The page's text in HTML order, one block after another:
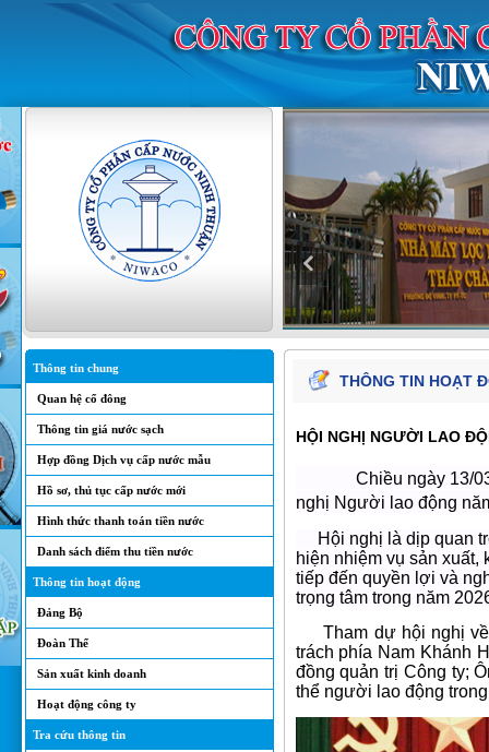
Thông tin chung
Quan hệ cổ đông
Thông tin giá nước sạch
Hợp đồng Dịch vụ cấp nước mẫu
Hồ sơ, thủ tục cấp nước mới
Hình thức thanh toán tiền nước
Danh sách điểm thu tiền nước
Thông tin hoạt động
Đảng Bộ
Đoàn Thể
Sản xuất kinh doanh
Hoạt động công ty
Tra cứu thông tin
THÔNG TIN HOẠT
HỘI NGHỊ NGƯỜI LAO
Chiều ngày 13/
nghị Người lao động
Hội nghị là dịp quan
hiện nhiệm vụ sản
tiếp đến quyền lợi và
trọng tâm trong năm
Tham dự hội nghị
trách phía Nam Khánh
đồng quản trị Công ty;
thể người lao động